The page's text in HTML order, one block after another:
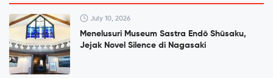
July 10, 2026
Menelusuri Museum Sastra Endō Shūsaku,
Jejak Novel Silence di Nagasaki